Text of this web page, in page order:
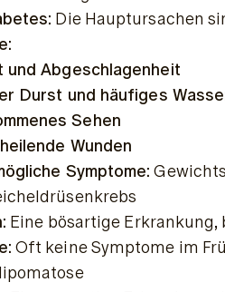
Die Hauptursachen
und Abgeschlagenheit
Durst und häufiges
Sehen
Wunden
Symptome:
Eine bösartige
Oft keine Symptome im